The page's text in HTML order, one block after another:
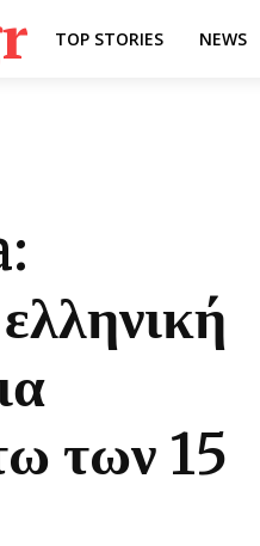
TOP STORIES NEWS
των 15